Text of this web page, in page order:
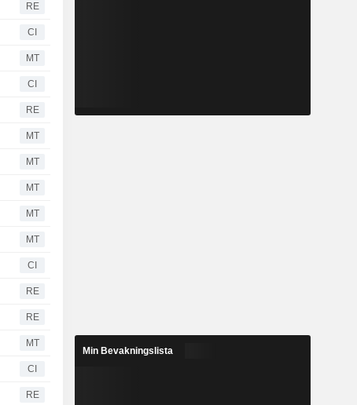
RE
CI
MT
CI
RE
MT
MT
MT
MT
MT
CI
RE
RE
MT
CI
RE
Min Bevakningslista